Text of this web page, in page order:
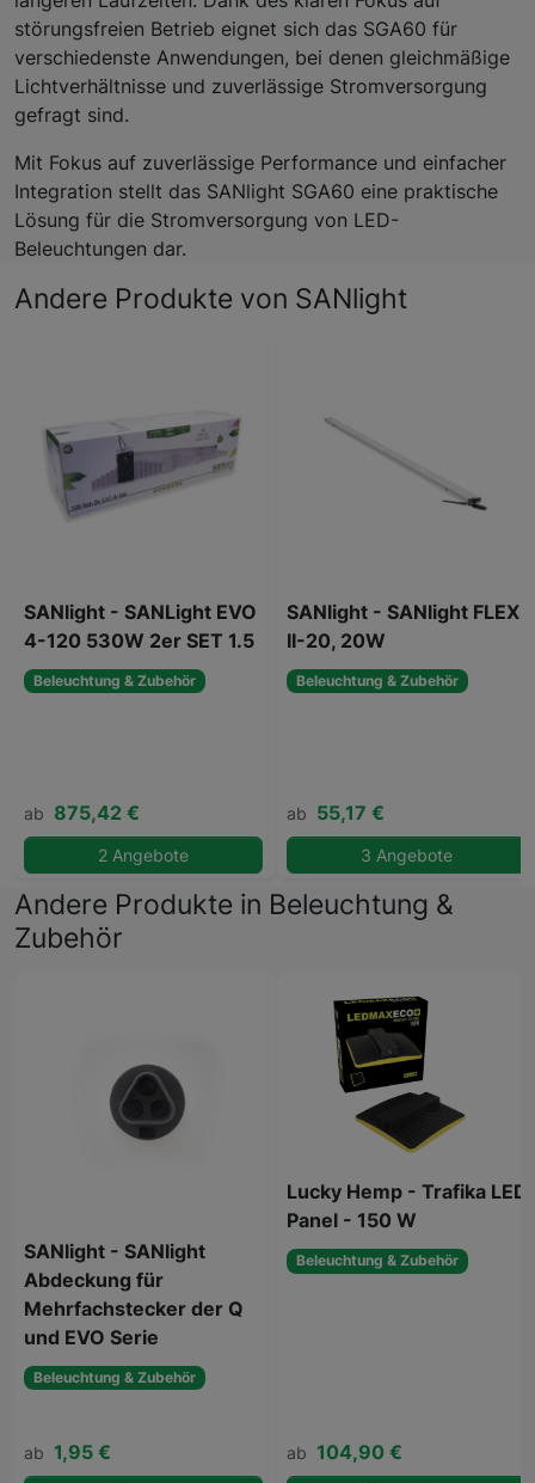
störungsfreien Betrieb eignet sich das SGA60 für
verschiedenste Anwendungen, bei denen gleichmäßige
Lichtverhältnisse und zuverlässige Stromversorgung
gefragt sind.
Mit Fokus auf zuverlässige Performance und einfacher
Integration stellt das SANlight SGA60 eine praktische
Lösung für die Stromversorgung von LED-
Beleuchtungen dar.
Andere Produkte von SANlight
SANlight - SANLight EVO
4-120 530W 2er SET 1.5
Beleuchtung & Zubehör
ab 875,42 €
2 Angebote
SANlight - SANlight FLEX
II-20, 20W
Beleuchtung & Zubehör
ab 55,17 €
3 Angebote
Andere Produkte in Beleuchtung &
Zubehör
SANlight - SANlight
Abdeckung für
Mehrfachstecker der Q
und EVO Serie
Beleuchtung & Zubehör
ab 1,95 €
Lucky Hemp - Trafika LED
Panel - 150 W
Beleuchtung & Zubehör
ab 104,90 €